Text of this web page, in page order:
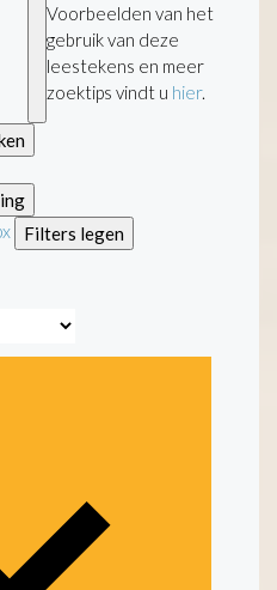
Voorbeelden van het
gebruik van deze
leestekens en meer
zoektips vindt u hier.
x
Filters legen